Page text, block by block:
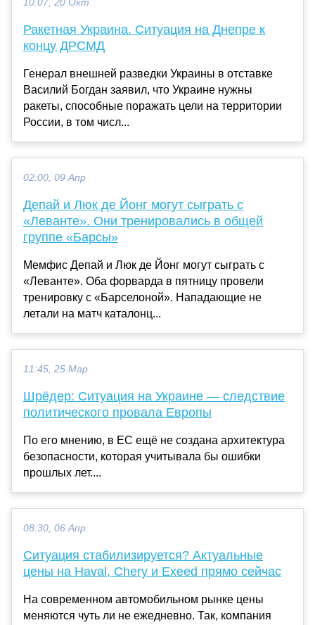
10:07, 20 Окт
Ракетная Украина. Ситуация на Днепре к
концу ДРСМД
Генерал внешней разведки Украины в отставке
Василий Богдан заявил, что Украине нужны
ракеты, способные поражать цели на территории
России, в том числ...
02:00, 09 Апр
Депай и Люк де Йонг могут сыграть с
«Леванте». Они тренировались в общей
группе «Барсы»
Мемфис Депай и Люк де Йонг могут сыграть с
«Леванте». Оба форварда в пятницу провели
тренировку с «Барселоной». Нападающие не
летали на матч каталонц...
11:45, 25 Мар
Шрёдер: Ситуация на Украине — следствие
политического провала Европы
По его мнению, в ЕС ещё не создана архитектура
безопасности, которая учитывала бы ошибки
прошлых лет....
08:30, 06 Апр
Ситуация стабилизируется? Актуальные
цены на Haval, Chery и Exeed прямо сейчас
На современном автомобильном рынке цены
меняются чуть ли не ежедневно. Так, компания